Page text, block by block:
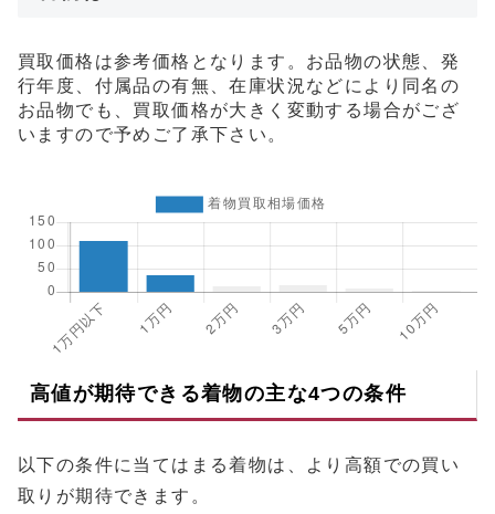
買取価格は参考価格となります。お品物の状態、発
行年度、付属品の有無、在庫状況などにより同名の
お品物でも、買取価格が大きく変動する場合がござ
いますので予めご了承下さい。
高値が期待できる着物の主な4つの条件
以下の条件に当てはまる着物は、より高額での買い
取りが期待できます。